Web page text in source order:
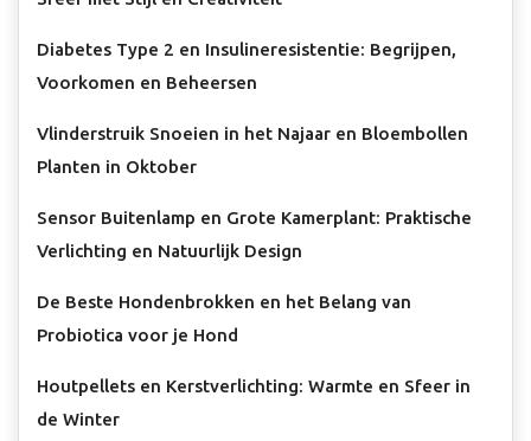
Diabetes Type 2 en Insulineresistentie: Begrijpen,
Voorkomen en Beheersen
Vlinderstruik Snoeien in het Najaar en Bloembollen
Planten in Oktober
Sensor Buitenlamp en Grote Kamerplant: Praktische
Verlichting en Natuurlijk Design
De Beste Hondenbrokken en het Belang van
Probiotica voor je Hond
Houtpellets en Kerstverlichting: Warmte en Sfeer in
de Winter